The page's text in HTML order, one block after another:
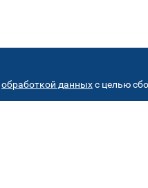
обработкой данныхс целью